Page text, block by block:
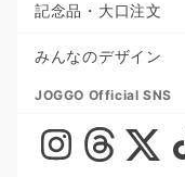
記念品・大口注文
みんなのデザイン
JOGGO Official SNS